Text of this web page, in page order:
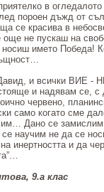
в
пороен дъжд от
се красива в
още не пускаш на
носиш името Победа!
и всички ВИЕ -
и надявам се,
червено,
само когато сме
Дано се
научим не да се
инертността и да
9.а клас